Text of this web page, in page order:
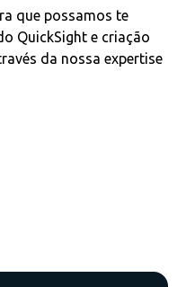
que possamos te
QuickSight e criação
da nossa expertise